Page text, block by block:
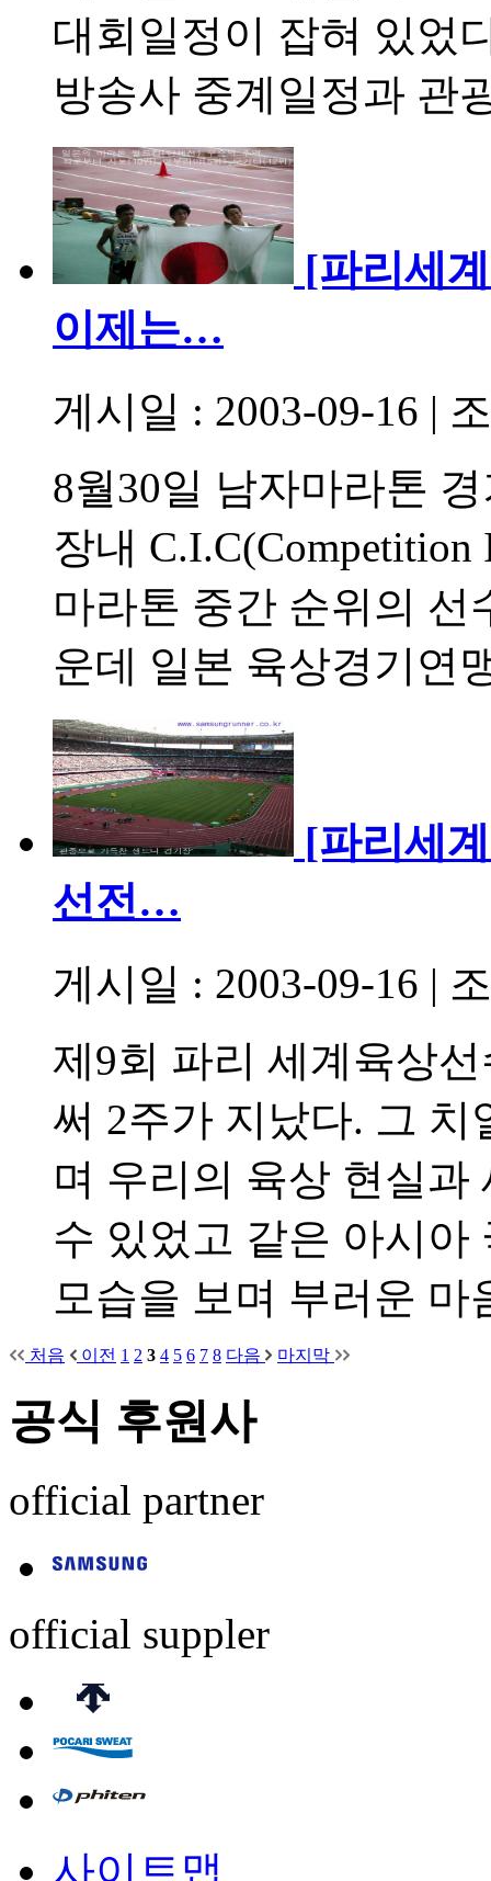
대회일정이 잡혀 있었
방송사 중계일정과 관
[파리세
이제는…
게시일 : 2003-09-16 |
8월30일 남자마라톤
장내
마라톤 중간 순위의 선
운데 일본 육상경기연
[파리세
선전…
게시일 : 2003-09-16 |
제9회 파리 세계육상
써 2주가 지났다. 그
며 우리의 육상 현실
수 있었고 같은 아시아
모습을 보며 부러운
처음 이전 1 2 3 4 5 6 7 8 다음 마지막
공식 후원사
official partner
official suppler
사이트맵